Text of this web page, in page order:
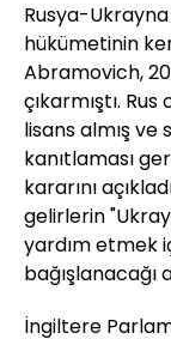
Rusya-Ukrayna
hükümetinin
Abramovich,
çıkarmıştı.
lisans almış ve
kanıtlaması
kararını
gelirlerin
yardım etmek
bağışlanacağı
İngiltere